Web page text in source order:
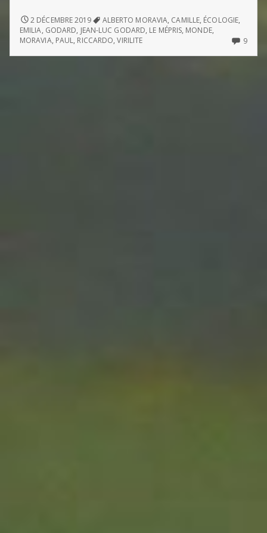
LE
MÉPRIS,
LE
ET
2 DÉCEMBRE 2019 ALBERTO MORAVIA, CAMILLE, ÉCOLOGIE,
EMILIA, GODARD, JEAN-LUC GODARD, LE MÉPRIS, MONDE,
MORAVIA, PAUL, RICCARDO,VIRILITE 99